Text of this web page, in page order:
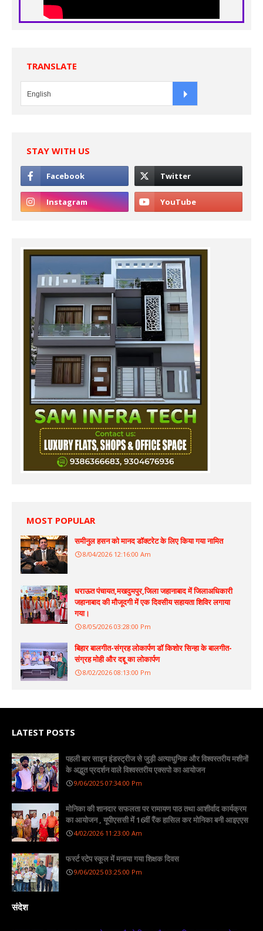
TRANSLATE
STAY WITH US
MOST POPULAR
समीनुल हसन को मानद डॉक्टरेट के लिए किया गया नामित
8/04/2026 12:16:00 Am
धराऊत पंचायत,मखदुमपुर,जिला जहानाबाद में जिलाअधिकारी
जहानाबाद की मौजूदगी में एक दिवसीय सहायता शिविर लगाया
गया।
8/05/2026 03:28:00 Pm
बिहार बालगीत-संग्रह लोकार्पण डॉ किशोर सिन्हा के बालगीत-
संग्रह मोही और दद्दू का लोकार्पण
8/02/2026 08:13:00 Pm
LATEST POSTS
पहली बार साइन इंडस्ट्रीज से जुड़ी अत्याधुनिक और विश्वस्तरीय मशीनों
के अद्भुत प्रदर्शन वाले विश्वस्तरीय एक्सपो का आयोजन
9/06/2025 07:34:00 Pm
मोनिका की शानदार सफलता पर रामायण पाठ तथा आशीर्वाद कार्यक्रम
का आयोजन , यूपीएससी में 16वीं रैंक हासिल कर मोनिका बनी आइएएस
4/02/2026 11:23:00 Am
फर्स्ट स्टेप स्कूल में मनाया गया शिक्षक दिवस
9/06/2025 03:25:00 Pm
संदेश